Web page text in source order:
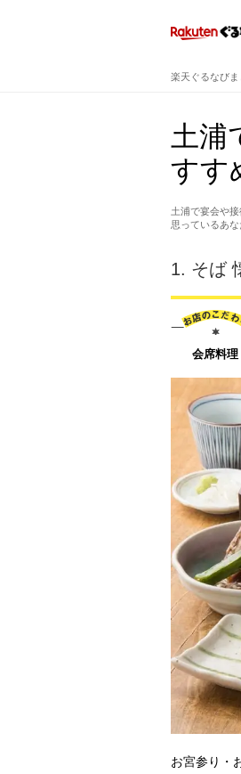
楽天ぐるなびま
土浦
すす
土浦で宴会や
思っているあ
1. そば
会席料理
お宮参り・